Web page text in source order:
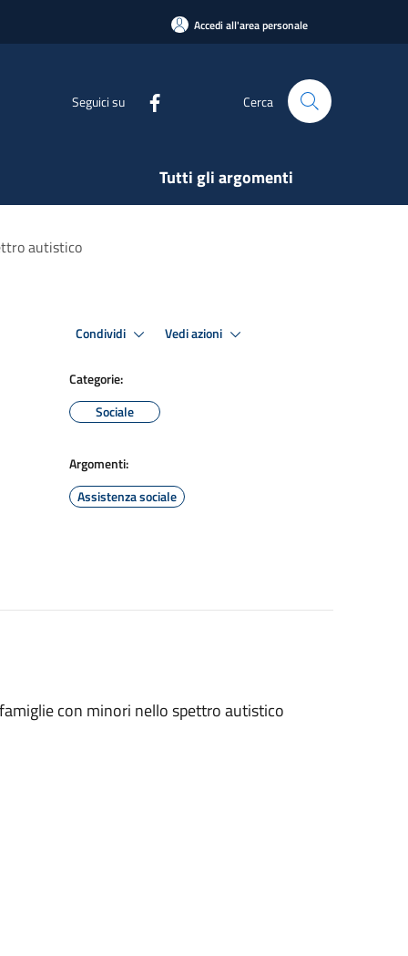
Accedi all'area personale
Seguici su Cerca
Tutti gli argomenti
autistico
Condividi Vedi azioni
Categorie:
Sociale
Argomenti:
Assistenza sociale
con minori nello spettro autistico